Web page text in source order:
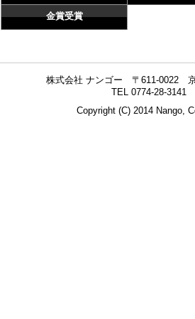
金賞受賞
株式会社 ナンゴー 〒611-0022
TEL 0774-28-3141
Copyright (C) 2014 Nango,